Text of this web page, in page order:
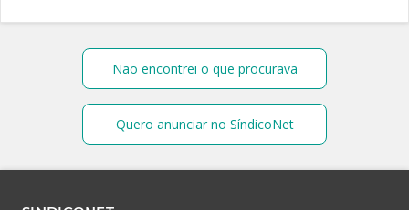
Não encontrei o que procurava
Quero anunciar no SíndicoNet